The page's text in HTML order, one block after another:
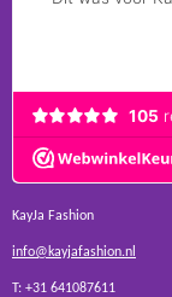
KayJa Fashion
info@kayjafashion.nl
T: +31 641087611